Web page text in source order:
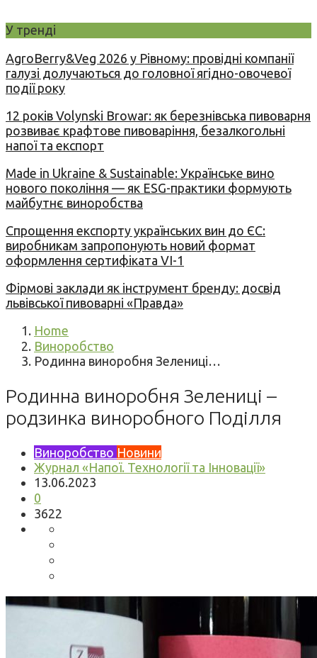
У тренді
AgroBerry&Veg 2026 у Рівному: провідні компанії
галузі долучаються до головної ягідно-овочевої
події року
12 років Volynski Browar: як березнівська пивоварня
розвиває крафтове пивоваріння, безалкогольні
напої та експорт
Made in Ukraine & Sustainable: Українське вино
нового покоління — як ESG-практики формують
майбутнє виноробства
Спрощення експорту українських вин до ЄС:
виробникам запропонують новий формат
оформлення сертифіката VI-1
Фірмові заклади як інструмент бренду: досвід
львівської пивоварні «Правда»
Home
Виноробство
Родинна виноробня Зелениці…
Родинна виноробня Зелениці –
родзинка виноробного Поділля
Виноробство Новини
Журнал «Напої. Технології та Інновації»
13.06.2023
0
3622